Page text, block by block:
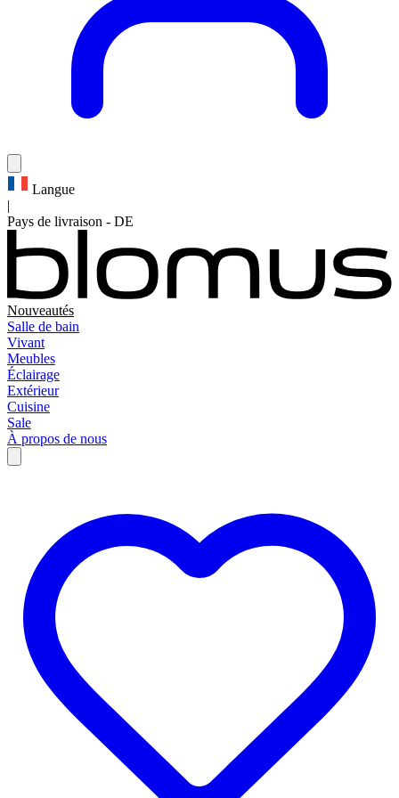
Langue
|
Pays de livraison - DE
Nouveautés
Salle de bain
Vivant
Meubles
Éclairage
Extérieur
Cuisine
Sale
À propos de nous